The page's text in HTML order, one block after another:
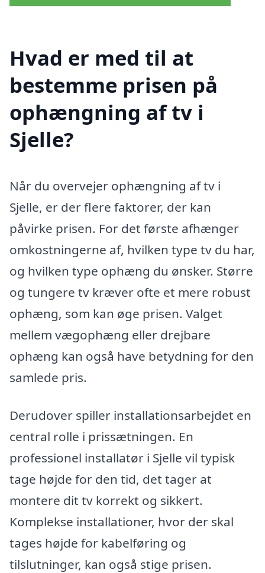
Hvad er med til at
bestemme prisen på
ophængning af tv i
Sjelle?
Når du overvejer ophængning af tv i
Sjelle, er der flere faktorer, der kan
påvirke prisen. For det første afhænger
omkostningerne af, hvilken type tv du har,
og hvilken type ophæng du ønsker. Større
og tungere tv kræver ofte et mere robust
ophæng, som kan øge prisen. Valget
mellem vægophæng eller drejbare
ophæng kan også have betydning for den
samlede pris.
Derudover spiller installationsarbejdet en
central rolle i prissætningen. En
professionel installatør i Sjelle vil typisk
tage højde for den tid, det tager at
montere dit tv korrekt og sikkert.
Komplekse installationer, hvor der skal
tages højde for kabelføring og
tilslutninger, kan også stige prisen.